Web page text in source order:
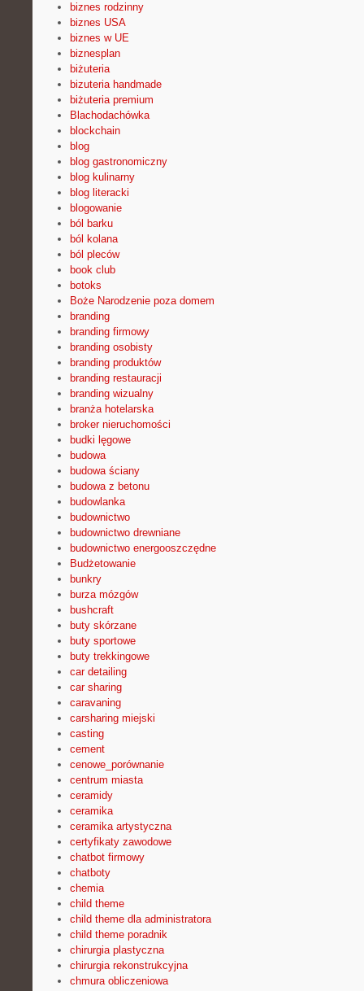
biznes rodzinny
biznes USA
biznes w UE
biznesplan
biżuteria
bizuteria handmade
biżuteria premium
Blachodachówka
blockchain
blog
blog gastronomiczny
blog kulinarny
blog literacki
blogowanie
ból barku
ból kolana
ból pleców
book club
botoks
Boże Narodzenie poza domem
branding
branding firmowy
branding osobisty
branding produktów
branding restauracji
branding wizualny
branża hotelarska
broker nieruchomości
budki lęgowe
budowa
budowa ściany
budowa z betonu
budowlanka
budownictwo
budownictwo drewniane
budownictwo energooszczędne
Budżetowanie
bunkry
burza mózgów
bushcraft
buty skórzane
buty sportowe
buty trekkingowe
car detailing
car sharing
caravaning
carsharing miejski
casting
cement
cenowe_porównanie
centrum miasta
ceramidy
ceramika
ceramika artystyczna
certyfikaty zawodowe
chatbot firmowy
chatboty
chemia
child theme
child theme dla administratora
child theme poradnik
chirurgia plastyczna
chirurgia rekonstrukcyjna
chmura obliczeniowa